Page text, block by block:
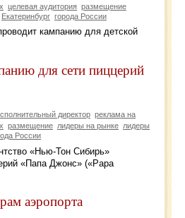
целевая аудитория размещение
Екатеринбург города России
кампанию для детской
для сети пиццерий
директор реклама на
размещение лидеры на рынке лидеры
России
«Нью-Тон Сибирь»
«Папа Джонс» («Papa
аэропорта